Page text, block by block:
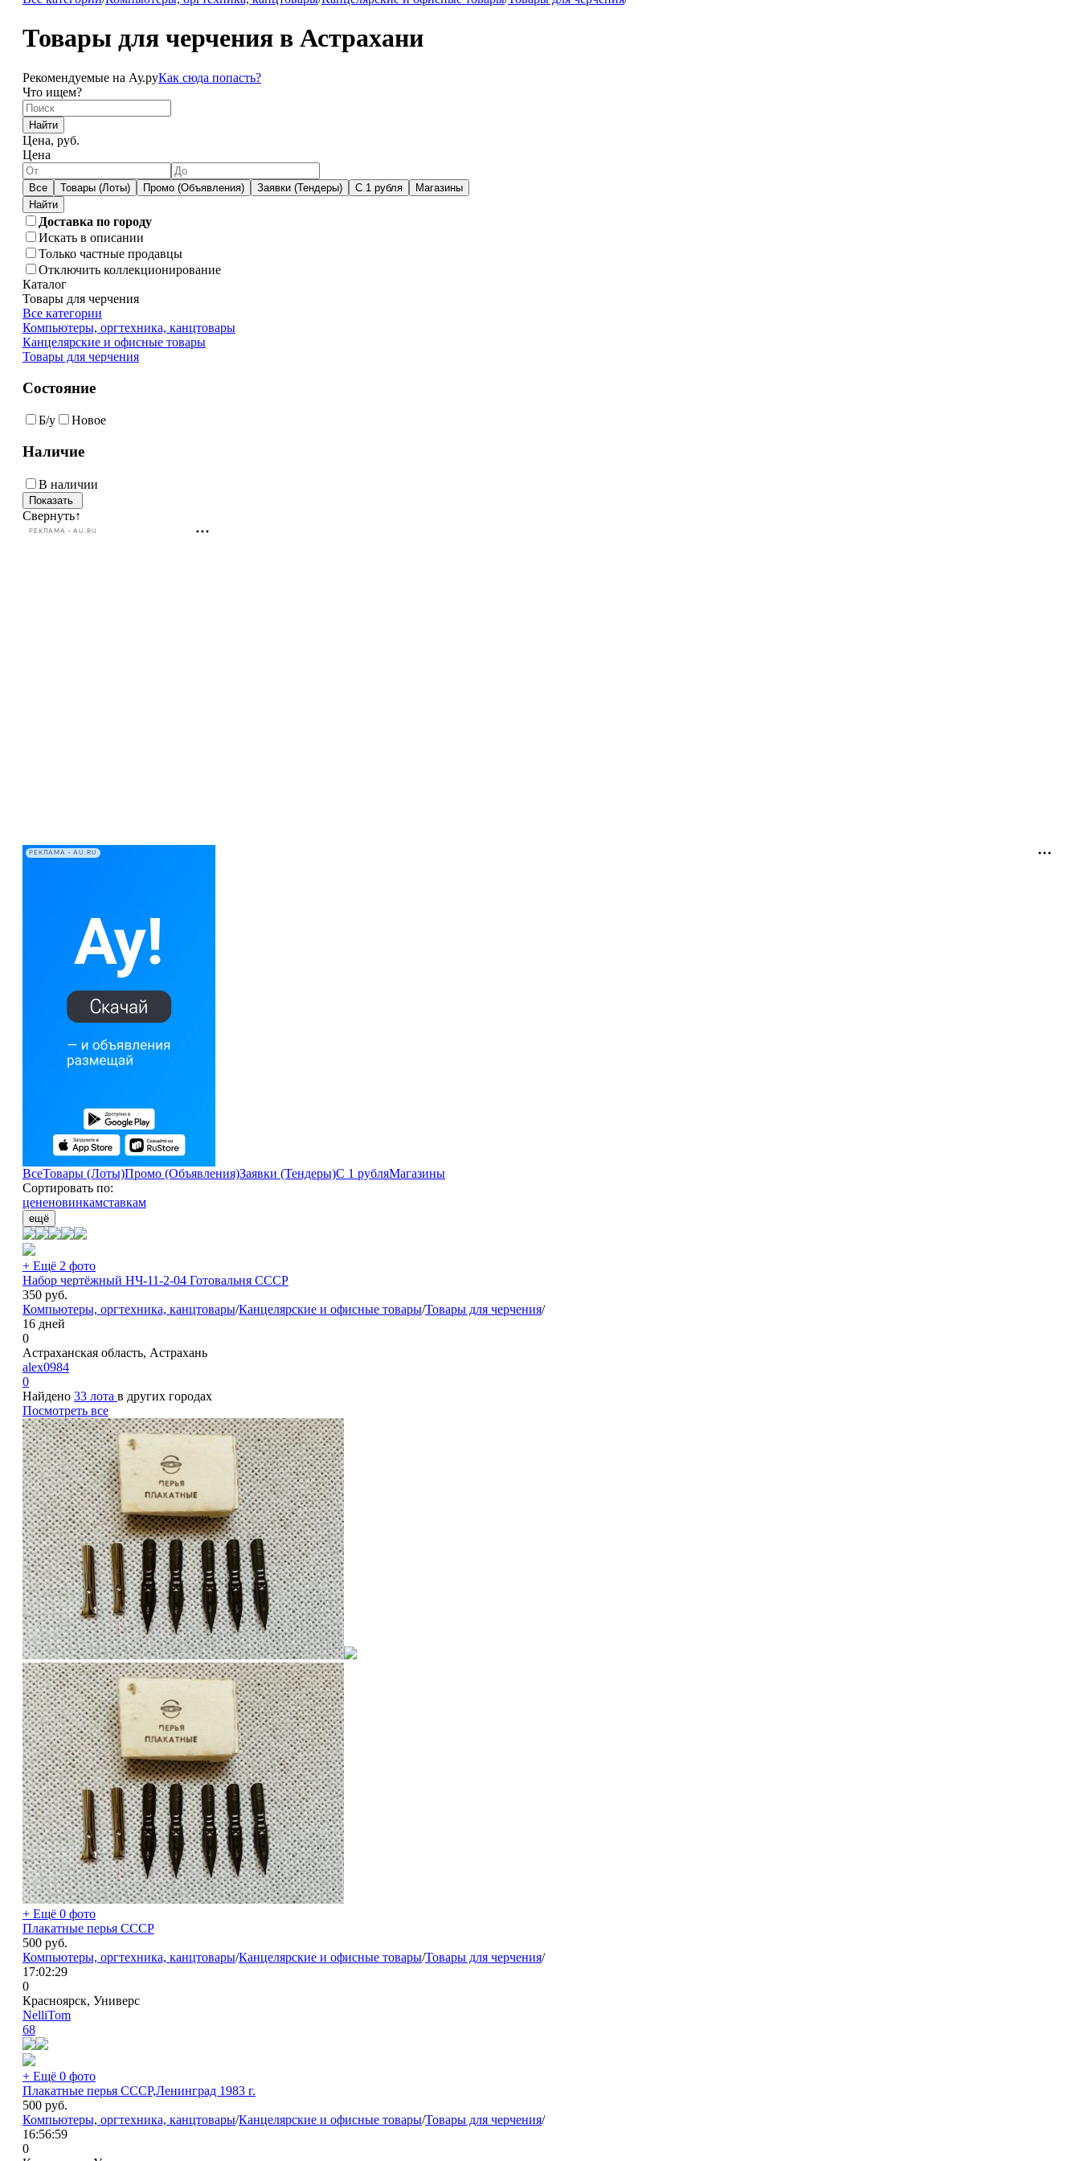
Товары для черчения в Астрахани
Рекомендуемые на Ау.руКак сюда попасть?
Что ищем?
Найти
Цена, руб.
Цена
Все Товары (Лоты) Промо (Объявления) Заявки (Тендеры) С 1 рубля Магазины
Доставка по городу
Искать в описании
Только частные продавцы
Отключить коллекционирование
Каталог
Товары для черчения
Все категории
Компьютеры, оргтехника, канцтовары
Канцелярские и офисные товары
Товары для черчения
Состояние
Б/у Новое
Наличие
В наличии
Свернуть↑
РЕКЛАМА • AU.RU
РЕКЛАМА • AU.RU
ВсеТовары (Лоты)Промо (Объявления)Заявки (Тендеры)С 1 рубляМагазины
Сортировать по:
цененовинкамставкам
ещё
+ Ещё 2 фото
Набор чертёжный НЧ-11-2-04 Готовальня СССР
350 руб.
Компьютеры, оргтехника, канцтовары/Канцелярские и офисные товары/Товары для черчения/
16 дней
0
Астраханская область, Астрахань
alex0984
0
Найдено 33 лота в других городах
Посмотреть все
+ Ещё 0 фото
Плакатные перья СССР
500 руб.
Компьютеры, оргтехника, канцтовары/Канцелярские и офисные товары/Товары для черчения/
17:02:29
0
Красноярск, Универс
NelliTom
68
+ Ещё 0 фото
Плакатные перья СССР,Ленинград 1983 г.
500 руб.
Компьютеры, оргтехника, канцтовары/Канцелярские и офисные товары/Товары для черчения/
16:56:59
0